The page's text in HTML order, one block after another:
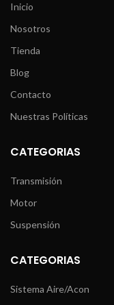
Inicio
Nosotros
Tienda
Blog
Contacto
Nuestras Políticas
CATEGORIAS
Transmisión
Motor
Suspensión
CATEGORIAS
Sistema Aire/Acon